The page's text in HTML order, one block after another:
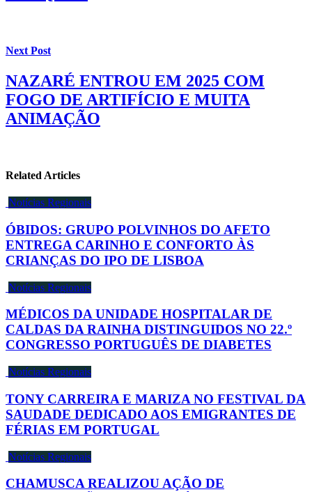
Next Post
NAZARÉ ENTROU EM 2025 COM
FOGO DE ARTIFÍCIO E MUITA
ANIMAÇÃO
Related Articles
Notícias Regionais
ÓBIDOS: GRUPO POLVINHOS DO AFETO
ENTREGA CARINHO E CONFORTO ÀS
CRIANÇAS DO IPO DE LISBOA
Notícias Regionais
MÉDICOS DA UNIDADE HOSPITALAR DE
CALDAS DA RAINHA DISTINGUIDOS NO 22.º
CONGRESSO PORTUGUÊS DE DIABETES
Notícias Regionais
TONY CARREIRA E MARIZA NO FESTIVAL DA
SAUDADE DEDICADO AOS EMIGRANTES DE
FÉRIAS EM PORTUGAL
Notícias Regionais
CHAMUSCA REALIZOU AÇÃO DE